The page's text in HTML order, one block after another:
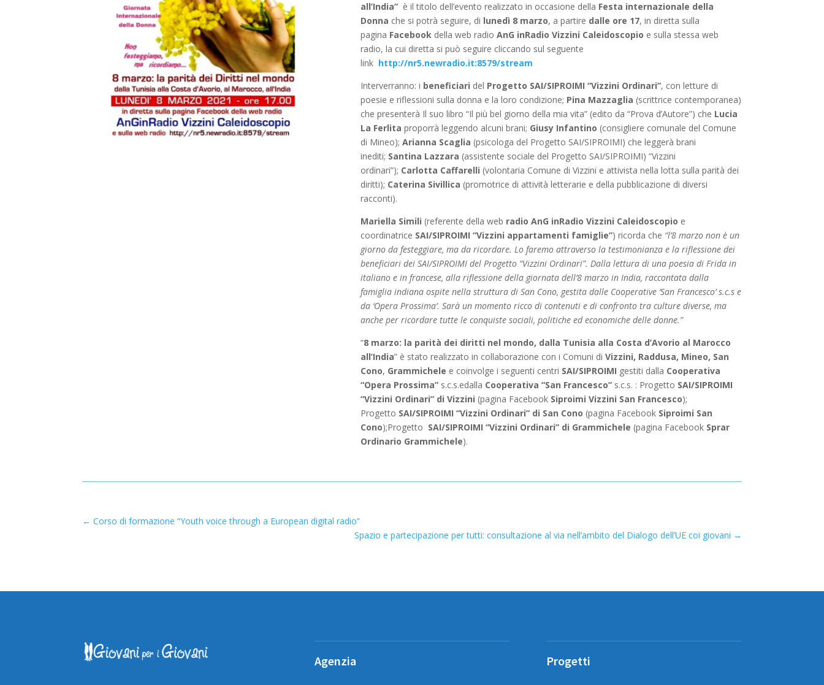
all’India” è il titolo dell’evento realizzato in occasione della Festa internazionale della
Donna che si potrà seguire, di lunedì 8 marzo, a partire dalle ore 17, in diretta sulla
pagina Facebook della web radioAnG inRadio Vizzini Caleidoscopio e sulla stessa web
radio, la cui diretta si può seguire cliccando sul seguente
link http://nr5.newradio.it:8579/stream
Interverranno: i beneficiari del Progetto SAI/SIPROIMI “Vizzini Ordinari”, con letture di
poesie e riflessioni sulla donna e la loro condizione; Pina Mazzaglia (scrittrice contemporanea)
che presenterà Il suo libro “Il più bel giorno della mia vita” (edito da “Prova d’Autore”) che Lucia
La Ferlitaproporrà leggendo alcuni brani; Giusy Infantino (consigliere comunale del Comune
di Mineo);Arianna Scaglia (psicologa del Progetto SAI/SIPROIMI) che leggerà brani
inediti; Santina Lazzara (assistente sociale del Progetto SAI/SIPROIMI) “Vizzini
ordinari”); Carlotta Caffarelli (volontaria Comune di Vizzini e attivista nella lotta sulla parità dei
diritti); Caterina Sivillica (promotrice di attività letterarie e della pubblicazione di diversi
racconti).
Mariella Simili (referente della web radio AnG inRadio Vizzini Caleidoscopio e
coordinatrice SAI/SIPROIMI “Vizzini appartamenti famiglie”) ricorda che “l’8 marzo non è un
giorno da festeggiare, ma da ricordare. Lo faremo attraverso la testimonianza e la riflessione dei
beneficiari dei SAI/SIPROIMI del Progetto “Vizzini Ordinari”. Dalla lettura di una poesia di Frida in
italiano e in francese, alla riflessione della giornata dell’8 marzo in India, raccontata dalla
famiglia indiana ospite nella struttura di San Cono, gestita dalle Cooperative ‘San Francesco’ s.c.s e
da ‘Opera Prossima’. Sarà un momento ricco di contenuti e di confronto tra culture diverse, ma
anche per ricordare tutte le conquiste sociali, politiche ed economiche delle donne.”
“8 marzo: la parità dei diritti nel mondo, dalla Tunisia alla Costa d’Avorio al Marocco
all’India” è stato realizzato in collaborazione con i Comuni diVizzini, Raddusa, Mineo, San
Cono, Grammichele e coinvolge i seguenti centri SAI/SIPROIMI gestiti dalla Cooperativa
“Opera Prossima” s.c.s.edalla Cooperativa “San Francesco” s.c.s. : Progetto SAI/SIPROIMI
“Vizzini Ordinari” di Vizzini (pagina Facebook Siproimi Vizzini San Francesco);
Progetto SAI/SIPROIMI “Vizzini Ordinari” di San Cono (pagina Facebook Siproimi San
Cono);Progetto SAI/SIPROIMI “Vizzini Ordinari” di Grammichele (pagina Facebook Sprar
Ordinario Grammichele).
←Corso di formazione “Youth voice through a European digital radio”
Spazio e partecipazione per tutti: consultazione al via nell’ambito del Dialogo dell’UE coi giovani →
Agenzia Progetti